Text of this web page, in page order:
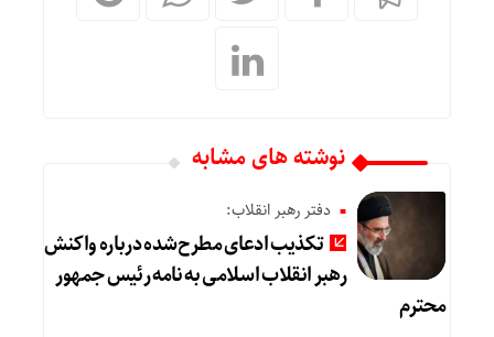
نوشته های مشابه
دفتر رهبر انقلاب:
تکذیب ادعای مطرح‌شده درباره واکنش
رهبر انقلاب اسلامی به نامه رئیس جمهور
محترم